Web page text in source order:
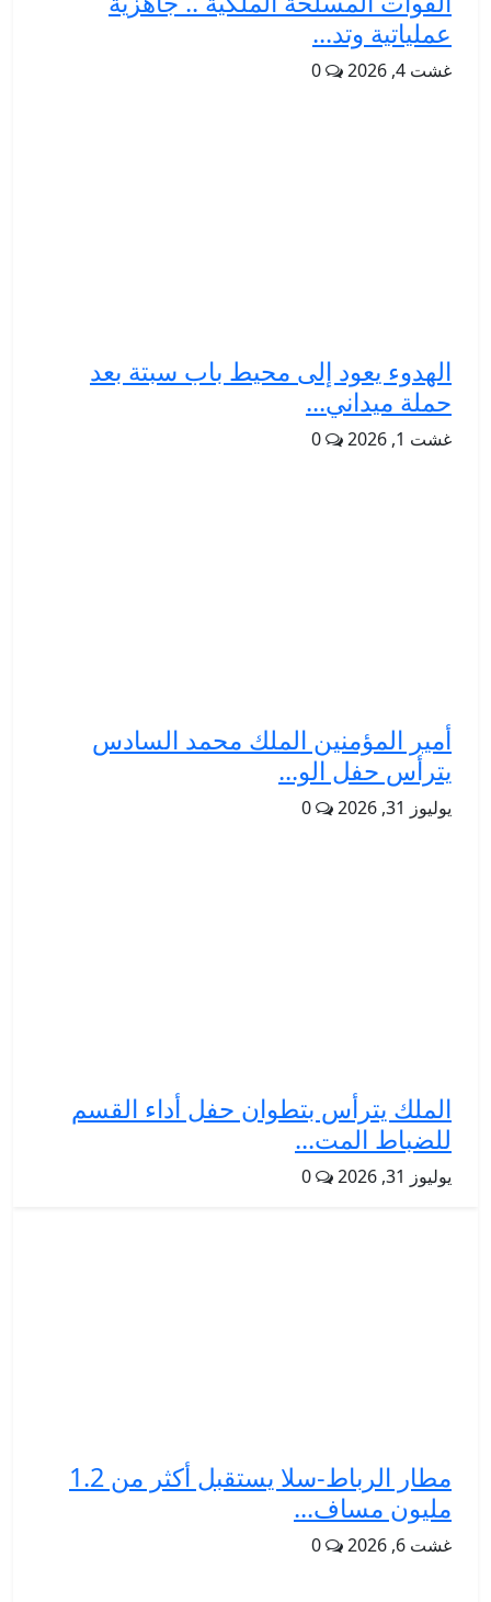
عملياتية وتد...
غشت 4, 2026 0
الهدوء يعود إلى محيط باب سبتة بعد
حملة ميداني...
غشت 1, 2026 0
أمير المؤمنين الملك محمد السادس
يترأس حفل الو...
يوليوز 31, 2026 0
الملك يترأس بتطوان حفل أداء القسم
للضباط المت...
يوليوز 31, 2026 0
مطار الرباط-سلا يستقبل أكثر من 1.2
مليون مساف...
غشت 6, 2026 0